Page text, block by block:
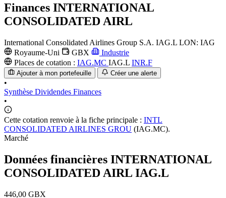
Finances INTERNATIONAL
CONSOLIDATED AIRL
International Consolidated Airlines Group S.A. IAG.L LON: IAG
Royaume-Uni
GBX
Industrie
Places de cotation : IAG.MC IAG.L INR.F
Ajouter à mon portefeuille Créer une alerte
•
Synthèse Dividendes Finances
•
Cette cotation renvoie à la fiche principale : INTL
CONSOLIDATED AIRLINES GROU (IAG.MC).
Marché
Données financières INTERNATIONAL
CONSOLIDATED AIRL IAG.L
446,00 GBX